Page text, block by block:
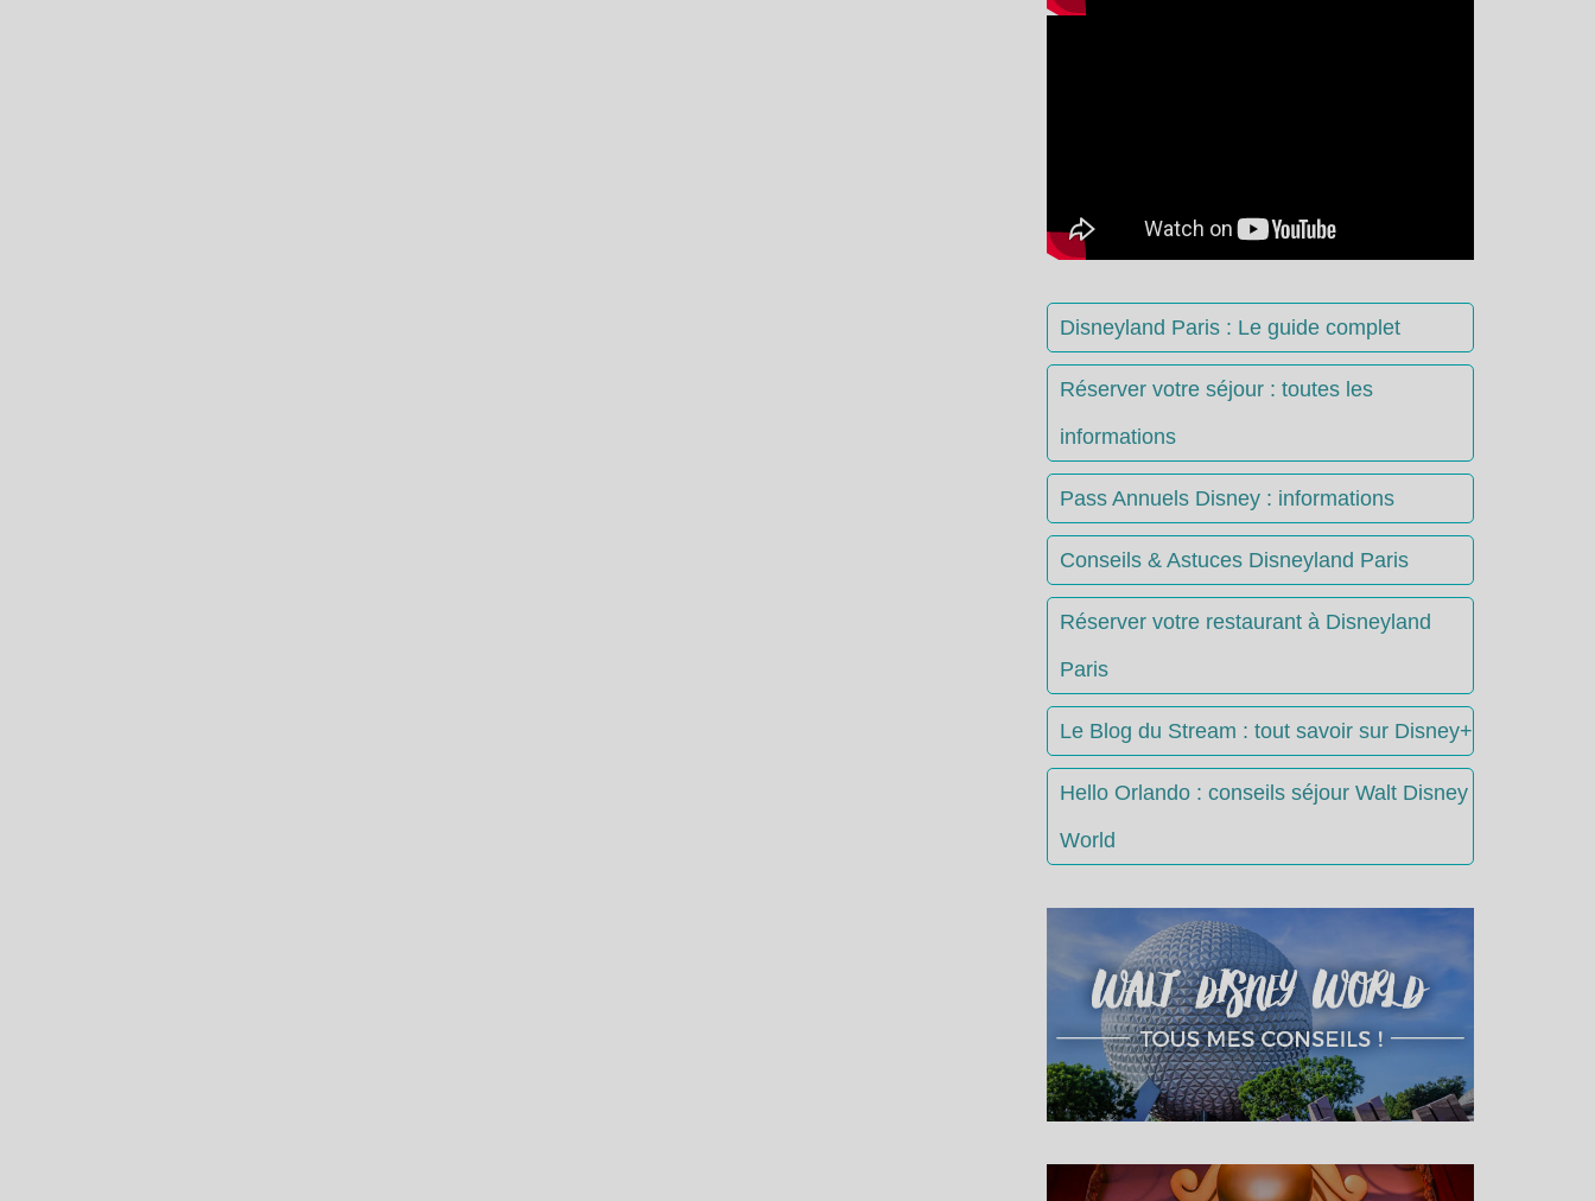
Disneyland Paris : Le guide complet
Réserver votre séjour : toutes les
informations
Pass Annuels Disney : informations
Conseils & Astuces Disneyland Paris
Réserver votre restaurant à Disneyland
Paris
Le Blog du Stream : tout savoir sur Disney+
Hello Orlando : conseils séjour Walt Disney
World